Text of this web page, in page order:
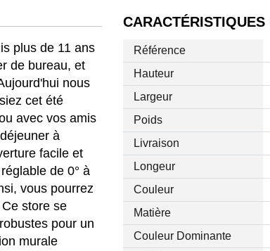
plus de 11 ans
de bureau, et
nous
cet été
avec vos amis
à
facile et
de 0° à
vous pourrez
store se
pour un
murale
CARACTÉRISTIQUES
Référence
Hauteur
Largeur
Poids
Livraison
Longeur
Couleur
Matière
Couleur Dominante